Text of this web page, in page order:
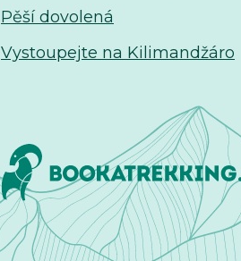
Pěší dovolená
Vystoupejte na Kilimandžáro